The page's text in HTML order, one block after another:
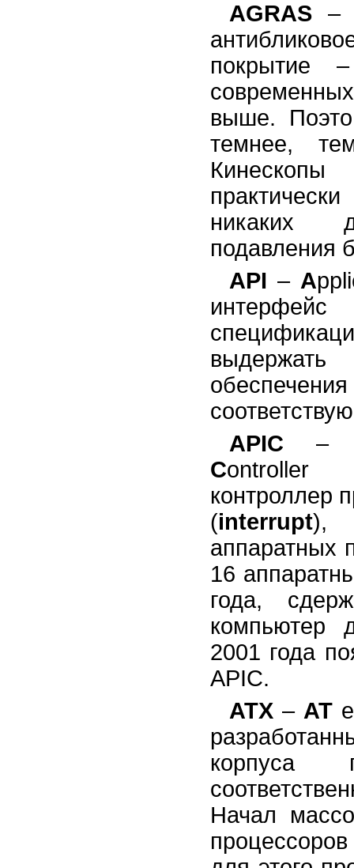
AGRAS
покрытие
выше.
темнее,
никаких
подавления
API – A
интерфейс
APIC
Controller
контроллер
(interrupt),
аппаратных
16
года,
компьютер
2001 года
APIC.
ATX – AT e
корпуса
Начал